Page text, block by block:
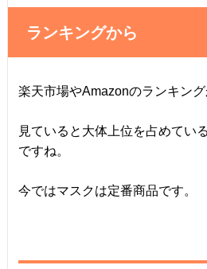
ランキングから
楽天市場やAmazonのランキング
見ていると大体上位を占めてい
ですね。
今ではマスクは定番商品です。